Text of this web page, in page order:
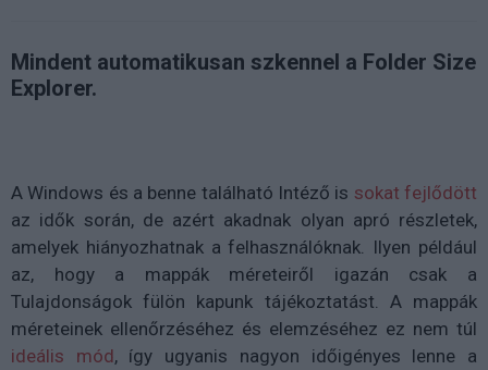
Mindent automatikusan szkennel a Folder Size
Explorer.
A Windows és a benne található Intéző is sokat fejlődött
az idők során, de azért akadnak olyan apró részletek,
amelyek hiányozhatnak a felhasználóknak. Ilyen például
az, hogy a mappák méreteiről igazán csak a
Tulajdonságok fülön kapunk tájékoztatást. A mappák
méreteinek ellenőrzéséhez és elemzéséhez ez nem túl
ideális mód, így ugyanis nagyon időigényes lenne a